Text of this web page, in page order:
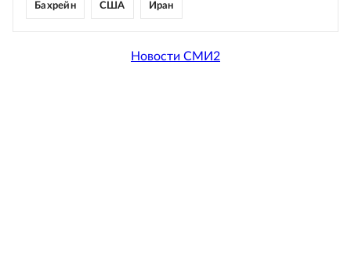
Бахрейн США Иран
Новости СМИ2